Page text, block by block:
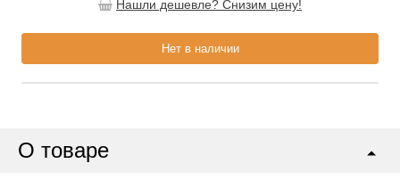
Нашли дешевле? Снизим цену!
Нет в наличии
О товаре